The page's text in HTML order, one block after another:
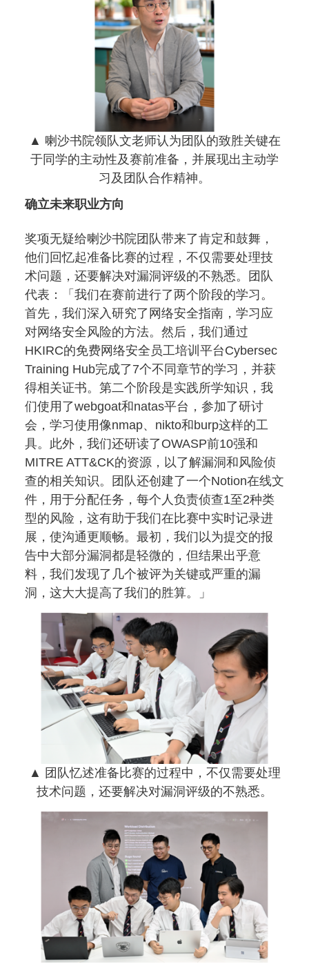
▲ 喇沙书院领队文老师认为团队的致胜关键在
于同学的主动性及赛前准备，并展现出主动学
习及团队合作精神。
确立未来职业方向
奖项无疑给喇沙书院团队带来了肯定和鼓舞，
他们回忆起准备比赛的过程，不仅需要处理技
术问题，还要解决对漏洞评级的不熟悉。团队
代表：「我们在赛前进行了两个阶段的学习。
首先，我们深入研究了网络安全指南，学习应
对网络安全风险的方法。然后，我们通过
HKIRC的免费网络安全员工培训平台Cybersec
Training Hub完成了7个不同章节的学习，并获
得相关证书。第二个阶段是实践所学知识，我
们使用了webgoat和natas平台，参加了研讨
会，学习使用像nmap、nikto和burp这样的工
具。此外，我们还研读了OWASP前10强和
MITRE ATT&CK的资源，以了解漏洞和风险侦
查的相关知识。团队还创建了一个Notion在线文
件，用于分配任务，每个人负责侦查1至2种类
型的风险，这有助于我们在比赛中实时记录进
展，使沟通更顺畅。最初，我们以为提交的报
告中大部分漏洞都是轻微的，但结果出乎意
料，我们发现了几个被评为关键或严重的漏
洞，这大大提高了我们的胜算。」
▲ 团队忆述准备比赛的过程中，不仅需要处理
技术问题，还要解决对漏洞评级的不熟悉。